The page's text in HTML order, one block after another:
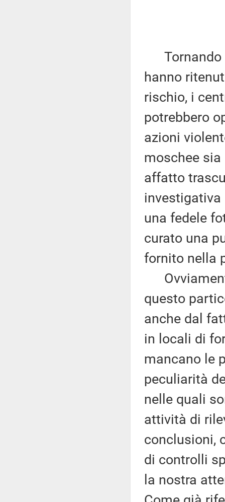
Tornando
hanno
rischio, i
potrebbero
azioni
moschee
affatto
investigativa
una fedele
curato una
fornito nella
questo
anche dal
in locali di
mancano le
peculiarità
nelle quali
attività di
conclusioni,
di controlli
la nostra